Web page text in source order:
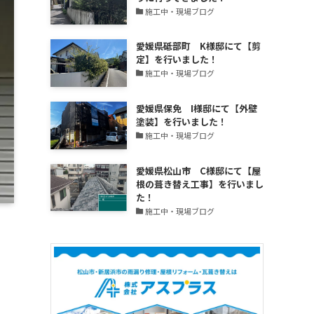
更
新
中！
施工中・現場ブログ
愛媛県砥部町 K様邸にて【剪
定】を行いました！
施工中・現場ブログ
愛媛県保免 I様邸にて【外壁
塗装】を行いました！
施工中・現場ブログ
愛媛県松山市 C様邸にて【屋
根の葺き替え工事】を行いまし
た！
施工中・現場ブログ